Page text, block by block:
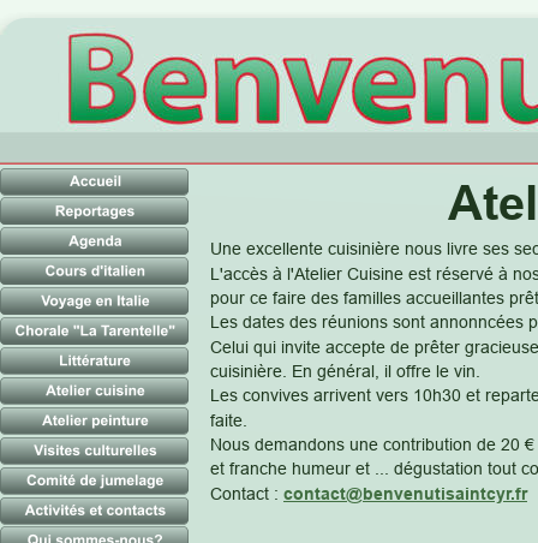
Une excellente cuisinière nous livre ses
L'accès à l'Atelier Cuisine est réservé à
pour ce faire des familles accueillantes
Les dates des réunions sont annonncées
Celui qui invite accepte de prêter
cuisinière. En général, il offre le vin.
Les convives arrivent vers 10h30 et
faite.
Nous demandons une contribution de 20
et franche humeur et ... dégustation tout
Contact : contact@benvenutisaintcyr.fr